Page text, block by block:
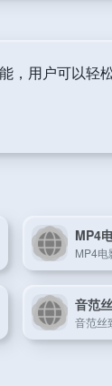
，用户可以轻
MP4
音范丝